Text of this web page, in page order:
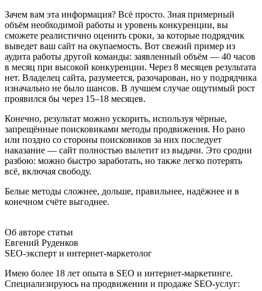
Зачем вам эта информация? Всё просто. Зная примерный
объём необходимой работы и уровень конкуренции, вы
сможете реалистично оценить сроки, за которые подрядчик
выведет ваш сайт на окупаемость. Вот свежий пример из
аудита работы другой команды: заявленный объём — 40 часов
в месяц при высокой конкуренции. Через 8 месяцев результата
нет. Владелец сайта, разумеется, разочарован, но у подрядчика
изначально не было шансов. В лучшем случае ощутимый рост
проявился бы через 15–18 месяцев.
Конечно, результат можно ускорить, используя чёрные,
запрещённые поисковиками методы продвижения. Но рано
или поздно со стороны поисковиков за них последует
наказание — сайт полностью вылетит из выдачи. Это сродни
разбою: можно быстро заработать, но также легко потерять
всё, включая свободу.
Белые методы сложнее, дольше, правильнее, надёжнее и в
конечном счёте выгоднее.
Об авторе статьи
Евгений Руденков
SEO-эксперт и интернет-маркетолог
Имею более 18 лет опыта в SEO и интернет-маркетинге.
Специализируюсь на продвижении и продаже SEO-услуг: